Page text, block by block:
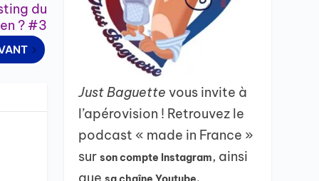
du
? #3
Just Baguettevous invite à
l’apérovision ! Retrouvez le
podcast « made in France »
surson compte Instagram, ainsi